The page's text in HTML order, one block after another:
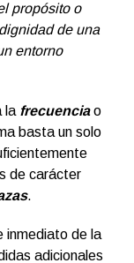
propósito o
de una
entorno
la frecuenciao
basta un solo
de carácter
.
inmediato de la
adicionales